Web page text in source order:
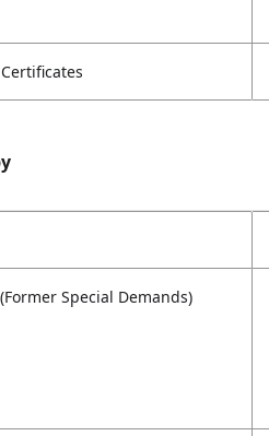
Special Demands)